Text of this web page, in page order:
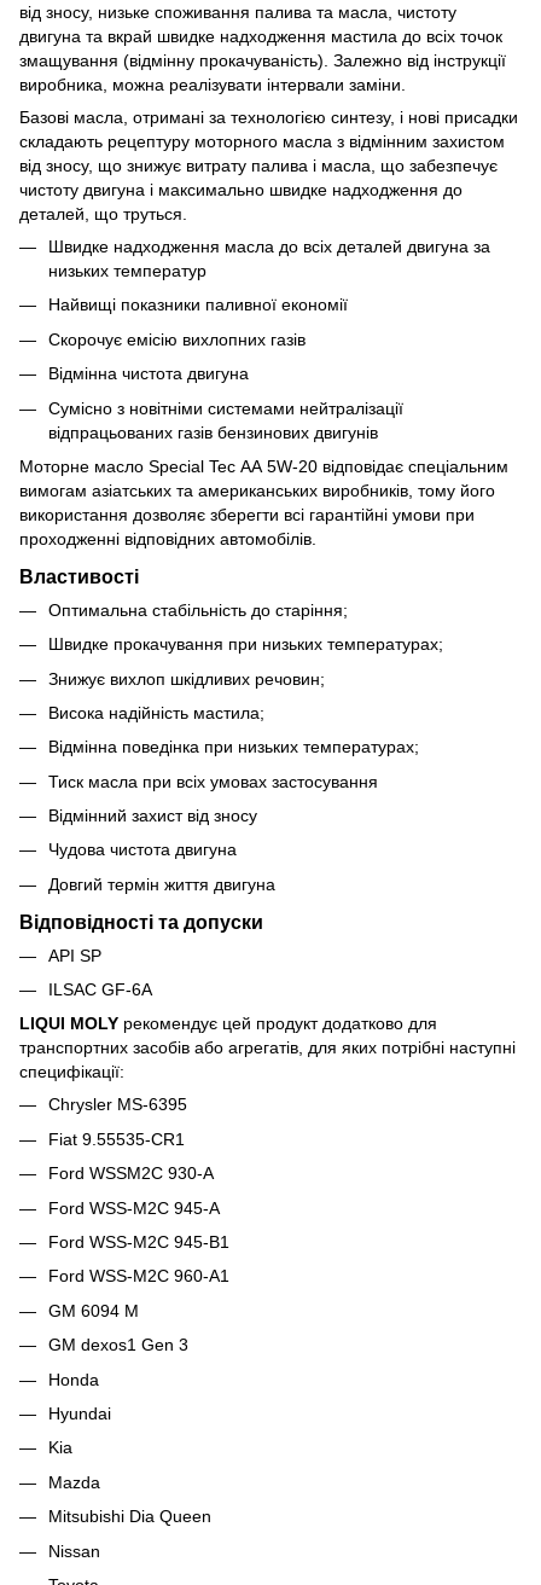
від зносу, низьке споживання палива та масла, чистоту
двигуна та вкрай швидке надходження мастила до всіх точок
змащування (відмінну прокачуваність). Залежно від інструкції
виробника, можна реалізувати інтервали заміни.
Базові масла, отримані за технологією синтезу, і нові присадки
складають рецептуру моторного масла з відмінним захистом
від зносу, що знижує витрату палива і масла, що забезпечує
чистоту двигуна і максимально швидке надходження до
деталей, що труться.
Швидке надходження масла до всіх деталей двигуна за
низьких температур
Найвищі показники паливної економії
Скорочує емісію вихлопних газів
Відмінна чистота двигуна
Сумісно з новітніми системами нейтралізації
відпрацьованих газів бензинових двигунів
Моторне масло Special Tec АА 5W-20 відповідає спеціальним
вимогам азіатських та американських виробників, тому його
використання дозволяє зберегти всі гарантійні умови при
проходженні відповідних автомобілів.
Властивості
Оптимальна стабільність до старіння;
Швидке прокачування при низьких температурах;
Знижує вихлоп шкідливих речовин;
Висока надійність мастила;
Відмінна поведінка при низьких температурах;
Тиск масла при всіх умовах застосування
Відмінний захист від зносу
Чудова чистота двигуна
Довгий термін життя двигуна
Відповідності та допуски
API SP
ILSAC GF-6A
LIQUI MOLY рекомендує цей продукт додатково для
транспортних засобів або агрегатів, для яких потрібні наступні
специфікації:
Chrysler MS-6395
Fiat 9.55535-CR1
Ford WSSM2C 930-A
Ford WSS-M2C 945-A
Ford WSS-M2C 945-B1
Ford WSS-M2C 960-A1
GM 6094 M
GM dexos1 Gen 3
Honda
Hyundai
Kia
Mazda
Mitsubishi Dia Queen
Nissan